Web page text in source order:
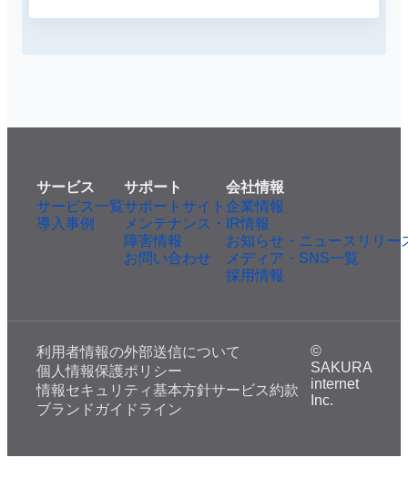
サービス
サービス一覧
導入事例
サポート
サポートサイト
メンテナンス・
障害情報
お問い合わせ
会社情報
企業情報
IR情報
お知らせ・ニュースリリー
メディア・SNS一覧
採用情報
利用者情報の外部送信について
個人情報保護ポリシー
情報セキュリティ基本方針サービス約款
ブランドガイドライン
©
SAKURA
internet
Inc.